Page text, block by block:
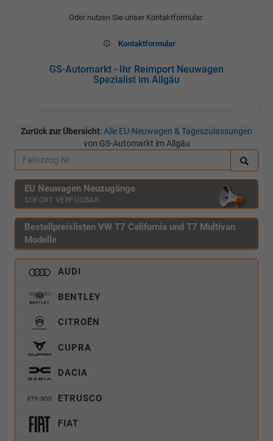
Oder nutzen Sie unser Kontaktformular:
Kontaktformular
GS-Automarkt - Ihr Reimport Neuwagen
Spezialist im Allgäu
Zurück zur Übersicht:Alle EU-Neuwagen & Tageszulassungen
von GS-Automarkt im Allgäu
EU Neuwagen Neuzugänge
SOFORT VERFÜGBAR
Bestellpreislisten VW T7 California und T7 Multivan
Modelle
AUDI
BENTLEY
CITROËN
CUPRA
DACIA
ETRUSCO
FIAT